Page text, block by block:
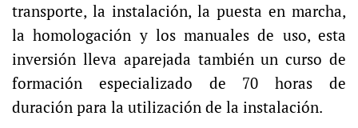
transporte, la instalación, la puesta en marcha,
la homologación y los manuales de uso, esta
inversión lleva aparejada también un curso de
formación especializado de 70 horas de
duración para la utilización de la instalación.